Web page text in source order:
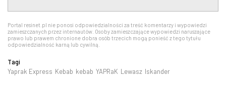
Portal resinet.pl nie ponosi odpowiedzialności za treść komentarzy i wypowiedzi
zamieszczanych przez internautów. Osoby zamieszczające wypowiedzi naruszające
prawo lub prawem chronione dobra osób trzecich mogą ponieść z tego tytułu
odpowiedzialność karną lub cywilną.
Tagi
Yaprak Express Kebab kebab YAPRaK Lewasz Iskander